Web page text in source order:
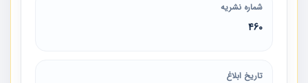
شماره نشریه
460
تاریخ ابلاغ